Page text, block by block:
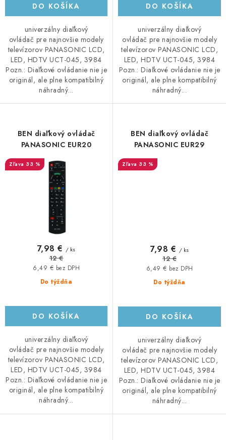
DO KOŠÍKA
univerzálny diaľkový
ovládač pre najnovšie modely
televízorov PANASONIC LCD,
LED, HDTV UCT-045, 3984
Pozn.: Diaľkové ovládanie nie je
originál, ale plne kompatibilný
náhradný...
DO KOŠÍKA
univerzálny diaľkový
ovládač pre najnovšie modely
televízorov PANASONIC LCD,
LED, HDTV UCT-045, 3984
Pozn.: Diaľkové ovládanie nie je
originál, ale plne kompatibilný
náhradný...
BEN diaľkový ovládač
PANASONIC EUR20
33 %
Do týždňa
6,49 € bez DPH
7,98 € / ks
12 €
DO KOŠÍKA
univerzálny diaľkový
ovládač pre najnovšie modely
televízorov PANASONIC LCD,
LED, HDTV UCT-045, 3984
Pozn.: Diaľkové ovládanie nie je
originál, ale plne kompatibilný
náhradný...
BEN diaľkový ovládač
PANASONIC EUR29
33 %
Do týždňa
6,49 € bez DPH
7,98 € / ks
12 €
DO KOŠÍKA
univerzálny diaľkový
ovládač pre najnovšie modely
televízorov PANASONIC LCD,
LED, HDTV UCT-045, 3984
Pozn.: Diaľkové ovládanie nie je
originál, ale plne kompatibilný
náhradný...